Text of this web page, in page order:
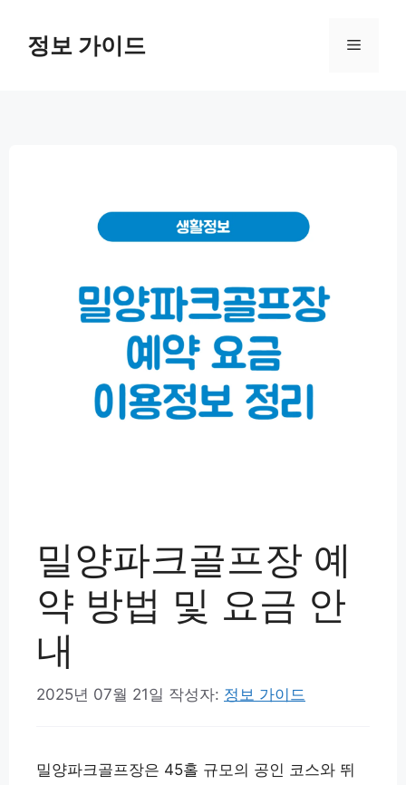
정보 가이드 메
밀양파크골프장 예
약 방법 및 요금 안
내
2025년 07월 21일 작성자: 정보 가이드
밀양파크골프장은 45홀 규모의 공인 코스와 뛰